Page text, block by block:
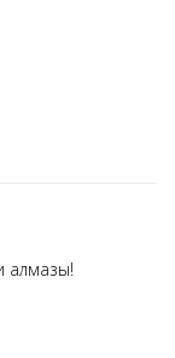
алмазы!